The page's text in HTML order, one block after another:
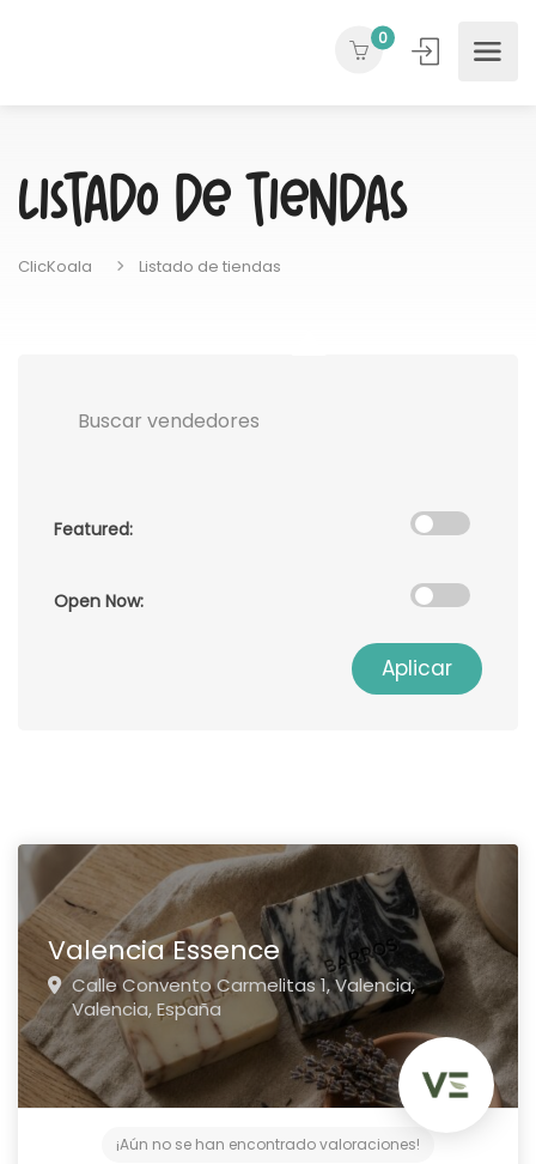
0
Listado de tiendas
ClicKoala Listado de tiendas
Featured:
Open Now:
Aplicar
Valencia Essence
Calle Convento Carmelitas 1,Valencia,
Valencia,España
¡Aún no se han encontrado valoraciones!